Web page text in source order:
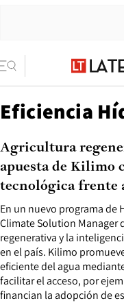
Eficiencia
En un nuevo programa de
Climate Solution Manager
regenerativa y la
en el país. Kilimo
eficiente del agua
facilitar el acceso, por
financian la adopción de
Agricultura
apuesta de Kilimo
tecnológica frente